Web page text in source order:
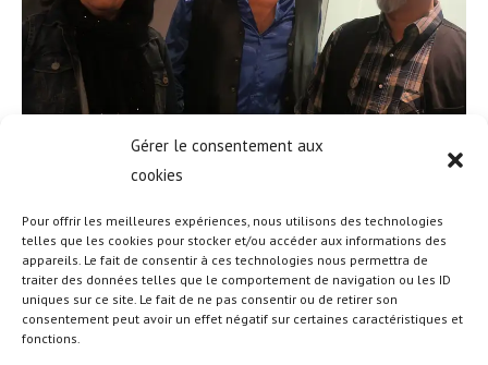
Gérer le consentement aux
cookies
Pour offrir les meilleures expériences, nous utilisons des technologies
telles que les cookies pour stocker et/ou accéder aux informations des
appareils. Le fait de consentir à ces technologies nous permettra de
traiter des données telles que le comportement de navigation ou les ID
uniques sur ce site. Le fait de ne pas consentir ou de retirer son
consentement peut avoir un effet négatif sur certaines caractéristiques et
fonctions.
© COPYRIGHT - OCEANWP THEME BY NICK